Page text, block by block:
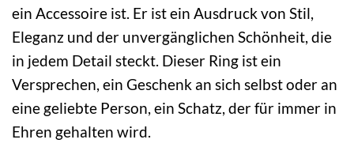
ein Accessoire ist. Er ist ein Ausdruck von Stil,
Eleganz und der unvergänglichen Schönheit, die
in jedem Detail steckt. Dieser Ring ist ein
Versprechen, ein Geschenk an sich selbst oder an
eine geliebte Person, ein Schatz, der für immer in
Ehren gehalten wird.